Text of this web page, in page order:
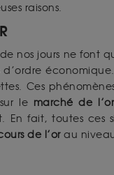
raisons.
nos jours ne font
Ces
le marché de l’or
fait, toutes
de l’orau